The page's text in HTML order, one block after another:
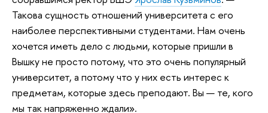
Такова сущность отношений университета с его
наиболее перспективными студентами. Нам очень
хочется иметь дело с людьми, которые пришли в
Вышку не просто потому, что это очень популярный
университет, а потому что у них есть интерес к
предметам, которые здесь преподают. Вы — те, кого
мы так напряженно ждали».